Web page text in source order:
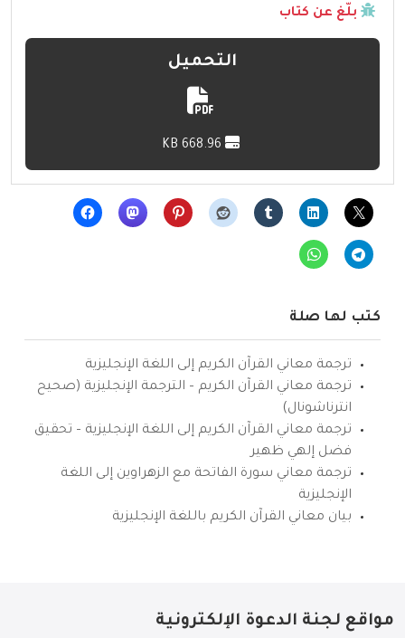
بلّغ عن كتاب
التحميل
كتب لها صلة
ترجمة معاني القرآن الكريم إلى اللغة الإنجليزية
ترجمة معاني القرآن الكريم – الترجمة الإنجليزية (صحيح
انترناشونال)
ترجمة معاني القرآن الكريم إلى اللغة الإنجليزية – تحقيق
فضل إلهي ظهير
ترجمة معاني سورة الفاتحة مع الزهراوين إلى اللغة
الإنجليزية
بيان معاني القرآن الكريم باللغة الإنجليزية
مواقع لجنة الدعوة الإلكترونية